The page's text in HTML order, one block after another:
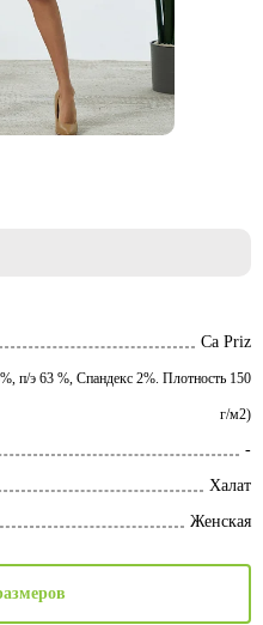
Ca Priz
п/э 63 %, Спандекс 2%. Плотность 150
г/м2)
-
Халат
Женская